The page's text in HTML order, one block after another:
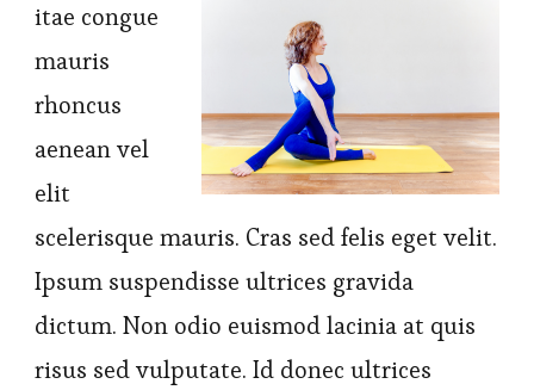
itae congue
mauris
rhoncus
aenean vel
elit
scelerisque mauris. Cras sed felis eget velit.
Ipsum suspendisse ultrices gravida
dictum. Non odio euismod lacinia at quis
risus sed vulputate. Id donec ultrices